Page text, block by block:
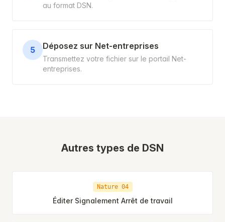
au format DSN.
5 Déposez sur Net-entreprises
Transmettez votre fichier sur le portail Net-
entreprises.
Autres types de DSN
Nature 04
Éditer Signalement Arrêt de travail